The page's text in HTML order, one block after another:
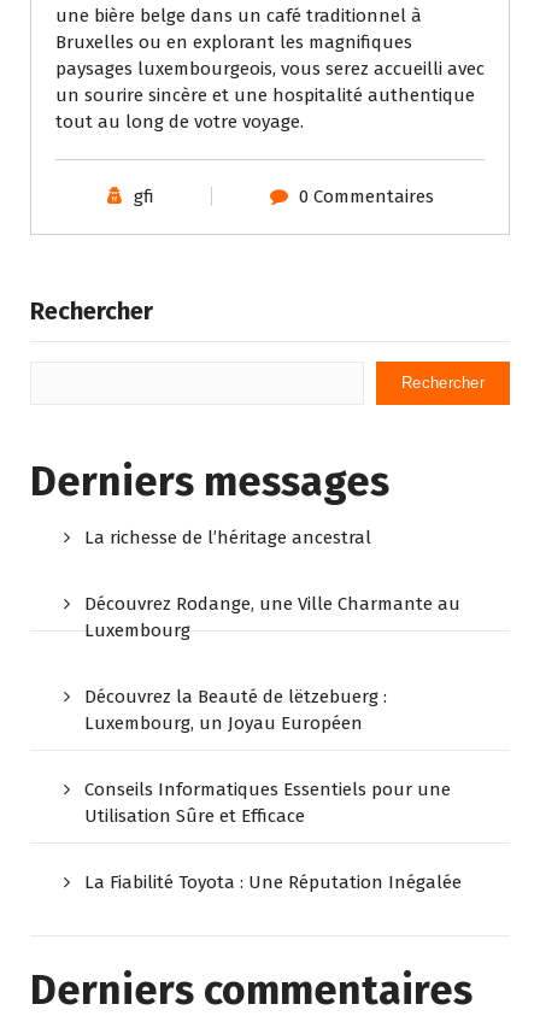
une bière belge dans un café traditionnel à
Bruxelles ou en explorant les magnifiques
paysages luxembourgeois, vous serez accueilli avec
un sourire sincère et une hospitalité authentique
tout au long de votre voyage.
gfi 0 Commentaires
Rechercher
Rechercher
Derniers messages
La richesse de l’héritage ancestral
Découvrez Rodange, une Ville Charmante au
Luxembourg
Découvrez la Beauté de lëtzebuerg :
Luxembourg, un Joyau Européen
Conseils Informatiques Essentiels pour une
Utilisation Sûre et Efficace
La Fiabilité Toyota : Une Réputation Inégalée
Derniers commentaires